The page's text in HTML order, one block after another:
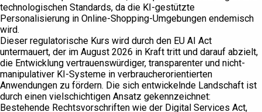
technologischen Standards, da die KI-gestützte
Personalisierung in Online-Shopping-Umgebungen endemisch
wird.
Dieser regulatorische Kurs wird durch den EU AI Act
untermauert, der im August 2026 in Kraft tritt und darauf abzielt,
die Entwicklung vertrauenswürdiger, transparenter und nicht-
manipulativer KI-Systeme in verbraucherorientierten
Anwendungen zu fördern. Die sich entwickelnde Landschaft ist
durch einen vielschichtigen Ansatz gekennzeichnet:
Bestehende Rechtsvorschriften wie der Digital Services Act,